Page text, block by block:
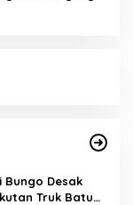
Desak
Truk Batu